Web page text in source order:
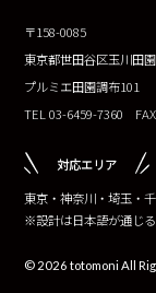
〒158-0085
東京都世田谷区玉川田
プルミエ田園調布101
TEL 03-6459-7360
対応エリア
東京・神奈川・埼玉・
※設計は日本語が通じ
© 2026 totomoni All